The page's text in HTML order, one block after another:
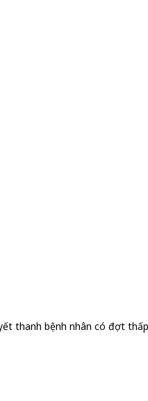
thanh bệnh nhân có đợt